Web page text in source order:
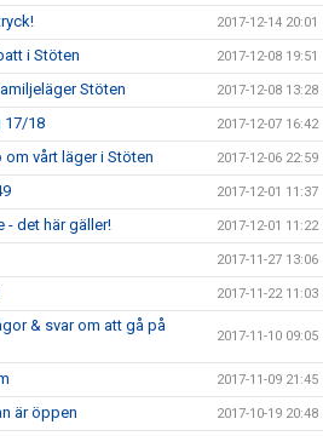
2017-12-14 20:01
i Stöten 2017-12-08 19:51
Stöten 2017-12-08 13:28
17/18 2017-12-07 16:42
vårt läger i Stöten 2017-12-06 22:59
2017-12-01 11:37
- det här gäller! 2017-12-01 11:22
2017-11-27 13:06
2017-11-22 11:03
& svar om att gå på
2017-11-10 09:05
2017-11-09 21:45
är öppen 2017-10-19 20:48